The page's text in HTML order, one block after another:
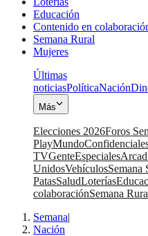
Educación
Contenido en
Semana Rural
Mujeres
Últimas
noticiasPolíticaNación
Más
Elecciones 2026Foros
PlayMundo
TVGenteEspeciales
UnidosVehículosSemana
PatasSaludLoterías
colaboraciónSemana
Semana|
Nación